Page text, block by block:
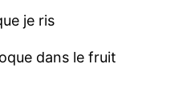
je ris
dans le fruit